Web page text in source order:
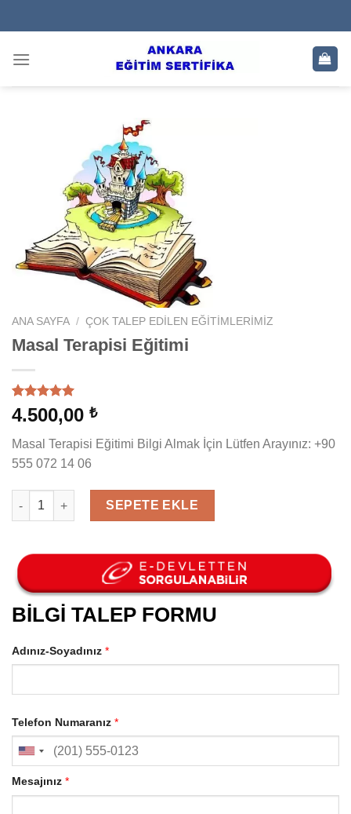
to
ANA SAYFA / ÇOK TALEP EDILEN EĞITIMLERIMIZ
Masal Terapisi Eğitimi
6
müşteri
puanına
5 üzerinden
5.00 puan
aldı
4.500,00 ₺
Masal Terapisi Eğitimi Bilgi Almak İçin Lütfen Arayınız: +90
555 072 14 06
Masal Terapisi Eğitimi adet
SEPETE EKLE
BİLGİ TALEP FORMU
Adınız-Soyadınız *
Telefon Numaranız *
Mesajınız *